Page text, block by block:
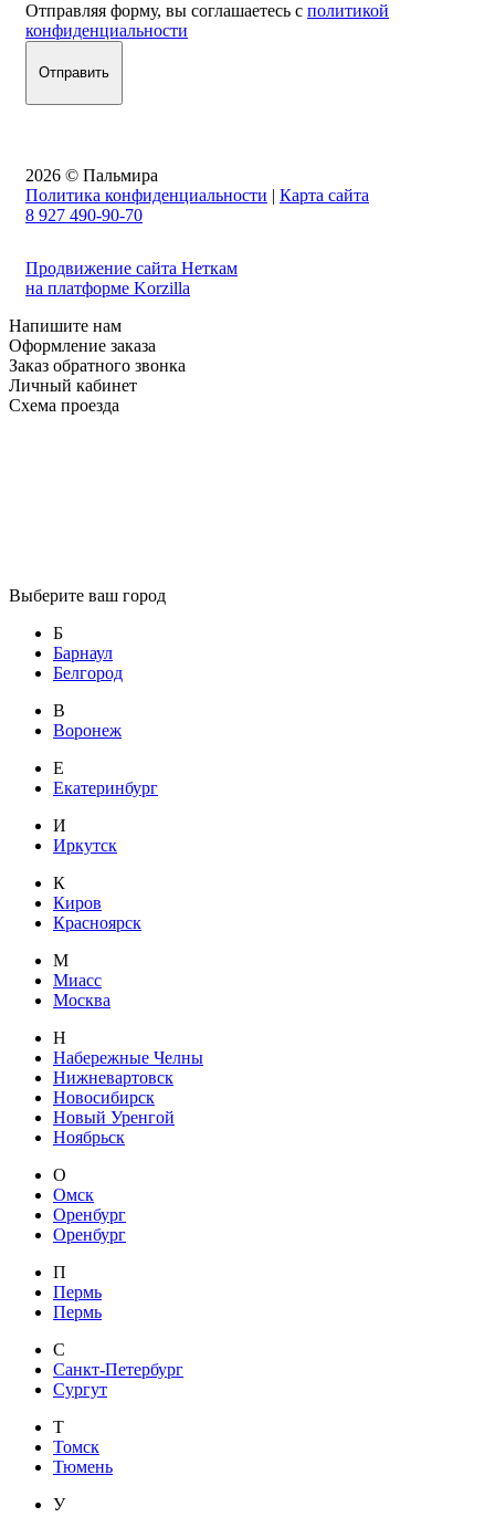
Отправляя форму, вы соглашаетесь с политикой
конфиденциальности
2026 © Пальмира
Политика конфиденциальности | Карта сайта
8 927 490-90-70
Продвижение сайта Неткам
на платформе Korzilla
Напишите нам
Оформление заказа
Заказ обратного звонка
Личный кабинет
Схема проезда
Выберите ваш город
Б
Барнаул
Белгород
В
Воронеж
Е
Екатеринбург
И
Иркутск
К
Киров
Красноярск
М
Миасс
Москва
Н
Набережные Челны
Нижневартовск
Новосибирск
Новый Уренгой
Ноябрьск
О
Омск
Оренбург
Оренбург
П
Пермь
Пермь
С
Санкт-Петербург
Сургут
Т
Томск
Тюмень
У